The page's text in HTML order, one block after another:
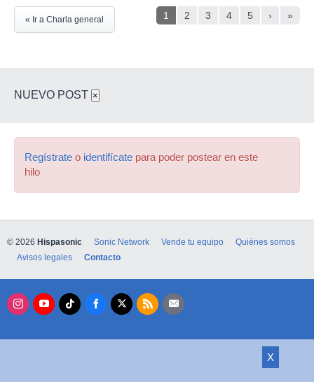
1 2 3 4 5 › »
« Ir a Charla general
NUEVO POST ×
Regístrate o identifícate para poder postear en este
hilo
X
© 2026 Hispasonic Sonic Network Vende tu equipo
Quiénes somos
Avisos legales
Contacto